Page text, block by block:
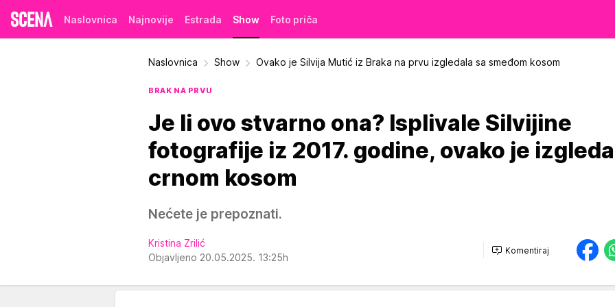
Naslovnica Najnovije Estrada Show Foto priča
Naslovnica Show Ovako je Silvija Mutić iz Braka na prvu izgledala sa smeđom kosom
BRAK NA PRVU
Je li ovo stvarno ona? Isplivale Silvijine
fotografije iz 2017. godine, ovako je
crnom kosom
Nećete je prepoznati.
Kristina Zrilić
Objavljeno 20.05.2025. 13:25h
Komentiraj